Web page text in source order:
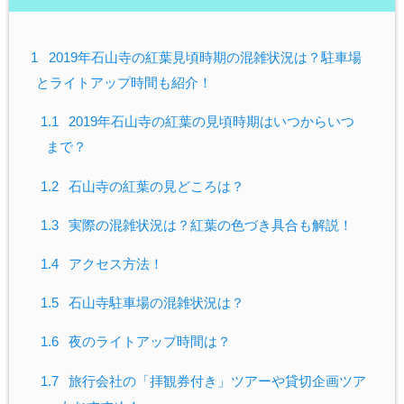
1
2019年石山寺の紅葉見頃時期の混雑状況は？駐車場
とライトアップ時間も紹介！
1.1
2019年石山寺の紅葉の見頃時期はいつからいつ
まで？
1.2 石山寺の紅葉の見どころは？
1.3 実際の混雑状況は？紅葉の色づき具合も解説！
1.4 アクセス方法！
1.5 石山寺駐車場の混雑状況は？
1.6 夜のライトアップ時間は？
1.7
旅行会社の「拝観券付き」ツアーや貸切企画ツア